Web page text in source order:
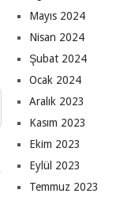
Mayıs 2024
Nisan 2024
Şubat 2024
Ocak 2024
Aralık 2023
Kasım 2023
Ekim 2023
Eylül 2023
Temmuz 2023